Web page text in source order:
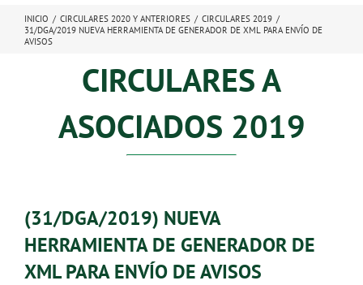
INICIO / CIRCULARES 2020 Y ANTERIORES / CIRCULARES 2019 /
31/DGA/2019 NUEVA HERRAMIENTA DE GENERADOR DE XML PARA ENVÍO DE
AVISOS
CIRCULARES A
ASOCIADOS 2019
(31/DGA/2019) NUEVA
HERRAMIENTA DE GENERADOR DE
XML PARA ENVÍO DE AVISOS